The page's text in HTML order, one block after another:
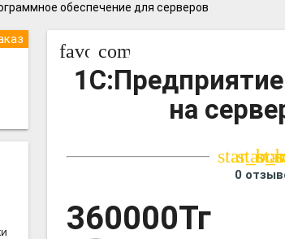
обеспечение для серверов
favorite_border
compare_arrows
на
0
360000Тг